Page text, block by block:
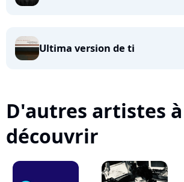
Ultima version de ti
D'autres artistes à
découvrir